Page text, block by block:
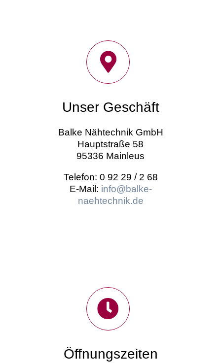
Unser Geschäft
Balke Nähtechnik GmbH
Hauptstraße 58
95336 Mainleus
Telefon: 0 92 29 / 2 68
E-Mail: info@balke-
naehtechnik.de
Öffnungszeiten